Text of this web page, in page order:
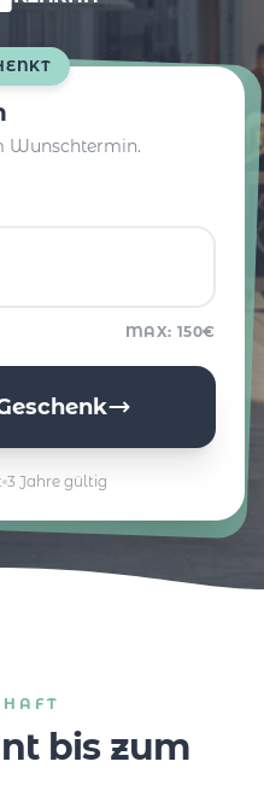
Wunschtermin.
MAX: 150€
3 Jahre gültig
bis zum